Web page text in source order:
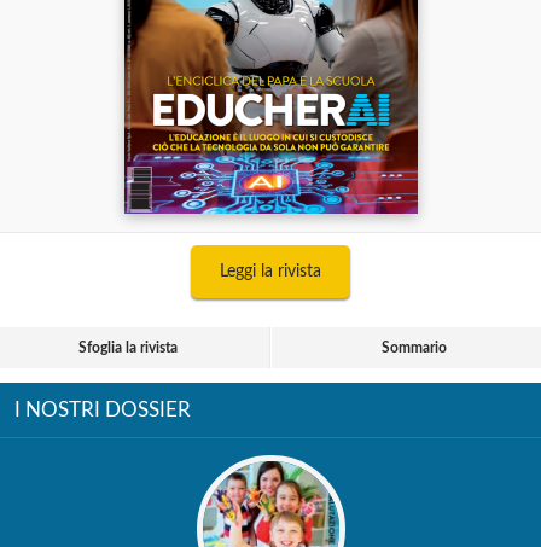
Leggi la rivista
Sfoglia la rivista Sommario
I NOSTRI DOSSIER